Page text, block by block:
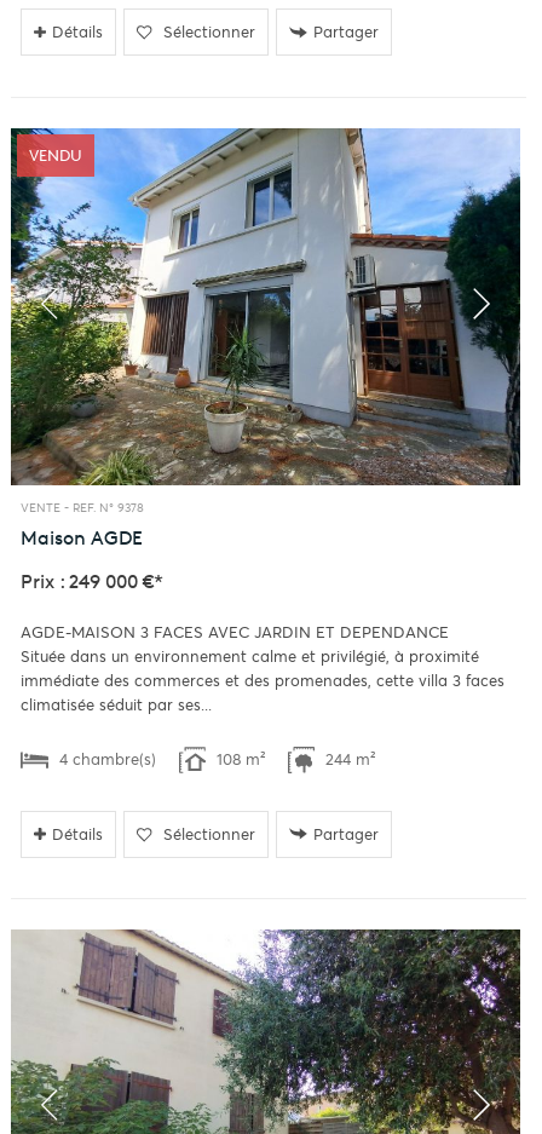
Détails Sélectionner Partager
VENDU
VENTE - REF. N° 9378
Maison AGDE
Prix : 249 000 €*
AGDE-MAISON 3 FACES AVEC JARDIN ET DEPENDANCE
Située dans un environnement calme et privilégié, à proximité
immédiate des commerces et des promenades, cette villa 3 faces
climatisée séduit par ses...
4 chambre(s) 108 m² 244 m²
Détails Sélectionner Partager